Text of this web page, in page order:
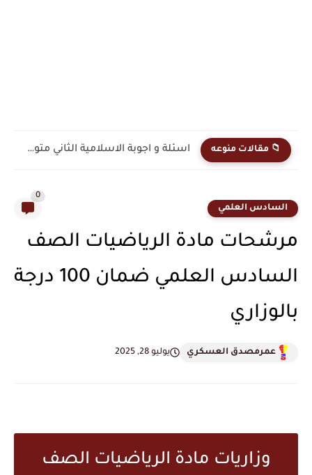
📁 مقالات منوعه اسئلة واجوبة امتحان الجغرافية نصف السنه 2025-2026 الخامس الادبي ...
السادس العلمي
0
مرشحات مادة الرياضيات الصف
السادس العلمي ضمان 100 درجة
بالوزاري
عمرمصدق العسكري يوليو 28, 2025
وزاريات مادة الرياضيات الصف